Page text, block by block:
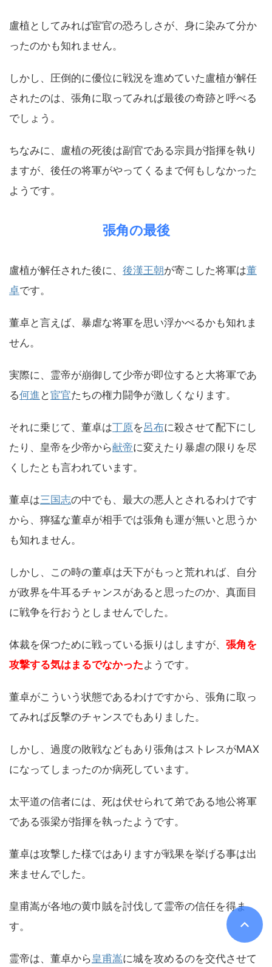
盧植としてみれば宦官の恐ろしさが、身に染みて分か
ったのかも知れません。
しかし、圧倒的に優位に戦況を進めていた盧植が解任
されたのは、張角に取ってみれば最後の奇跡と呼べる
でしょう。
ちなみに、盧植の死後は副官である宗員が指揮を執り
ますが、後任の将軍がやってくるまで何もしなかった
ようです。
張角の最後
盧植が解任された後に、 後漢王朝が寄こした将軍は董
卓です。
董卓と言えば、暴虐な将軍を思い浮かべるかも知れま
せん。
実際に、霊帝が崩御して少帝が即位すると大将軍であ
る何進 と宦官たちの権力闘争が激しくなります。
それに乗じて、董卓は丁原を呂布に殺させて配下にし
たり、皇帝を少帝から献帝に変えたり暴虐の限りを尽
くしたとも言われています。
董卓は三国志の中でも、最大の悪人とされるわけです
から、獰猛な董卓が相手では張角も運が無いと思うか
も知れません。
しかし、この時の董卓は天下がもっと荒れれば、自分
が政界を牛耳るチャンスがあると思ったのか、真面目
に戦争を行おうとしませんでした。
体裁を保つために戦っている振りはしますが、 張角を
攻撃する気はまるでなかったようです。
董卓がこういう状態であるわけですから、張角に取っ
てみれば反撃のチャンスでもありました。
しかし、過度の敗戦などもあり張角はストレスがMAX
になってしまったのか病死しています。
太平道の信者には、死は伏せられて弟である地公将軍
である張梁が指揮を執ったようです。
董卓は攻撃した様ではありますが戦果を挙げる事は出
来ませんでした。
皇甫嵩が各地の黄巾賊を討伐して霊帝の信任を得ま
す。
霊帝は、董卓から皇甫嵩に城を攻めるのを交代させて